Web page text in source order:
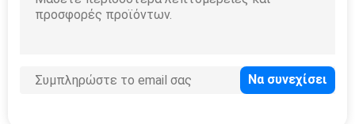
Άνευ ραφής ανταλλαγή θερμότητας σωλήνων κραμάτων σωλήνων ASME SB111 C70600 ορείχαλκου αλουμινίου νικελίου χαλκού
Συγκολλημένος ενιαίος σωλήνας en10305-1 ντυμένος Bundy χαλκός σωλήνας 4.76*0.55mm χάλυβα τοίχων DC04